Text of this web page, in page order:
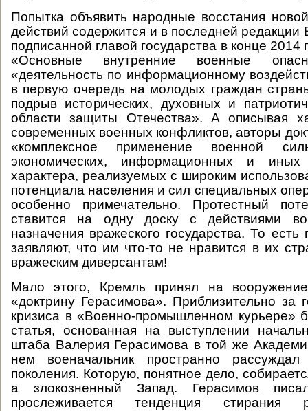
Попытка объявить народные восстания
действий содержится и в последней редакции
подписанной главой государства в конце 2014
«Основные внутренние военные
«деятельность по информационному
в первую очередь на молодых граждан
подрыв исторических, духовных и
области защиты Отечества». А описывая
современных военных конфликтов, авторы
«комплексное применение военной
экономических, информационных и
характера, реализуемых с широким
потенциала населения и сил специальных
особенно примечательно. Протестный
ставится на одну доску с действиями
назначения вражеского государства. То есть
заявляют, что им что-то не нравится в их
вражеским диверсантам!
Мало этого, Кремль принял на
«доктрину Герасимова». Приблизительно за
кризиса в «Военно-промышленном курьере»
статья, основанная на выступлении
штаба Валерия Герасимова в той же
нем военачальник пространно
поколения. Которую, понятное дело,
а злокозненный Запад. Герасимов
прослеживается тенденция стирания